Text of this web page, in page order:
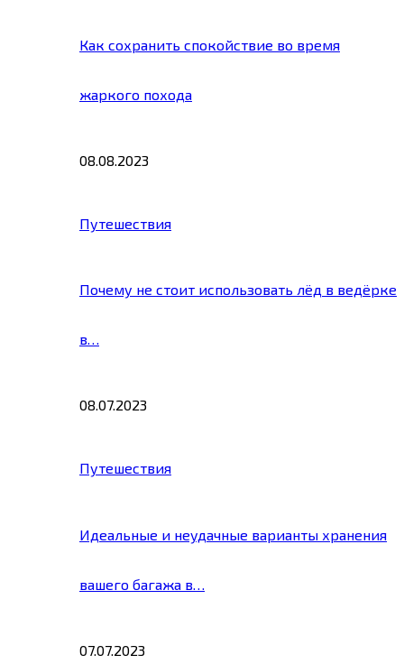
Как сохранить спокойствие во время
жаркого похода
08.08.2023
Путешествия
Почему не стоит использовать лёд в ведёрке
в…
08.07.2023
Путешествия
Идеальные и неудачные варианты хранения
вашего багажа в…
07.07.2023